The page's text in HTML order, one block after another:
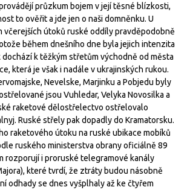
průzkum bojem v její těsné blízkosti,
to ověřit a jde jen o naši domněnku. U
včerejších útoků ruské oddíly pravděpodobně
během dnešního dne byla jejich intenzita
dochází k těžkým střetům východně od města
která je však i nadále v ukrajinských rukou.
Nevelske, Marjinku a Pobjedu byly
jsou Vuhledar, Velyka Novosilka a
raketové dělostřelectvo ostřelovalo
Ruské střely pak dopadly do Kramatorsku.
raketového útoku na ruské ubikace mobíků
ruského ministerstva obrany oficiálně 89
rozporují i proruské telegramové kanály
které tvrdí, že ztráty budou násobně
odhady se dnes vyšplhaly až ke čtyřem